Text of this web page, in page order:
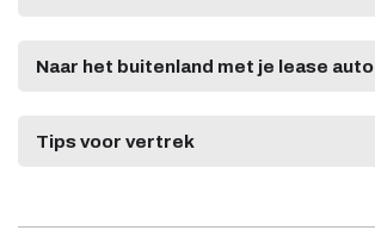
Naar het buitenland met je lease auto
Tips voor vertrek